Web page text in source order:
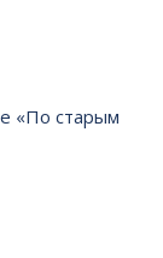
«По старым